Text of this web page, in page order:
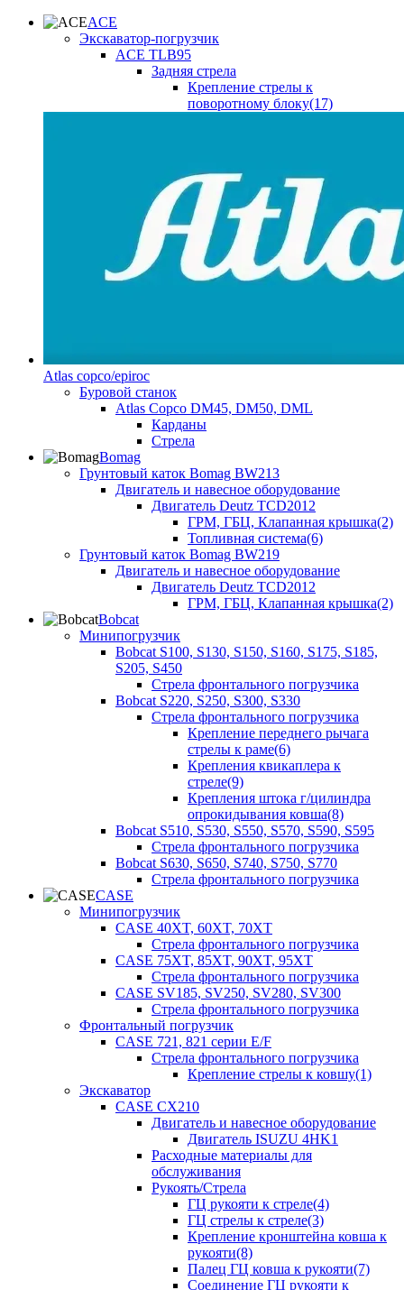
ACE
Экскаватор-погрузчик
ACE TLB95
Задняя стрела
Крепление стрелы к
поворотному блоку(17)
Atlas copco/epiroc
Буровой станок
Atlas Copco DM45, DM50, DML
Карданы
Стрела
Bomag
Грунтовый каток Bomag BW213
Двигатель и навесное оборудование
Двигатель Deutz TCD2012
ГРМ, ГБЦ, Клапанная крышка(2)
Топливная система(6)
Грунтовый каток Bomag BW219
Двигатель и навесное оборудование
Двигатель Deutz TCD2012
ГРМ, ГБЦ, Клапанная крышка(2)
Bobcat
Минипогрузчик
Bobcat S100, S130, S150, S160, S175, S185,
S205, S450
Стрела фронтального погрузчика
Bobcat S220, S250, S300, S330
Стрела фронтального погрузчика
Крепление переднего рычага
стрелы к раме(6)
Крепления квикаплера к
стреле(9)
Крепления штока г/цилиндра
опрокидывания ковша(8)
Bobcat S510, S530, S550, S570, S590, S595
Стрела фронтального погрузчика
Bobcat S630, S650, S740, S750, S770
Стрела фронтального погрузчика
CASE
Минипогрузчик
CASE 40XT, 60XT, 70XT
Стрела фронтального погрузчика
CASE 75XT, 85XT, 90XT, 95XT
Стрела фронтального погрузчика
CASE SV185, SV250, SV280, SV300
Стрела фронтального погрузчика
Фронтальный погрузчик
CASE 721, 821 серии E/F
Стрела фронтального погрузчика
Крепление стрелы к ковшу(1)
Экскаватор
CASE CX210
Двигатель и навесное оборудование
Двигатель ISUZU 4HK1
Расходные материалы для
обслуживания
Рукоять/Стрела
ГЦ рукояти к стреле(4)
ГЦ стрелы к стреле(3)
Крепление кронштейна ковша к
рукояти(8)
Палец ГЦ ковша к рукояти(7)
Соединение ГЦ рукояти к